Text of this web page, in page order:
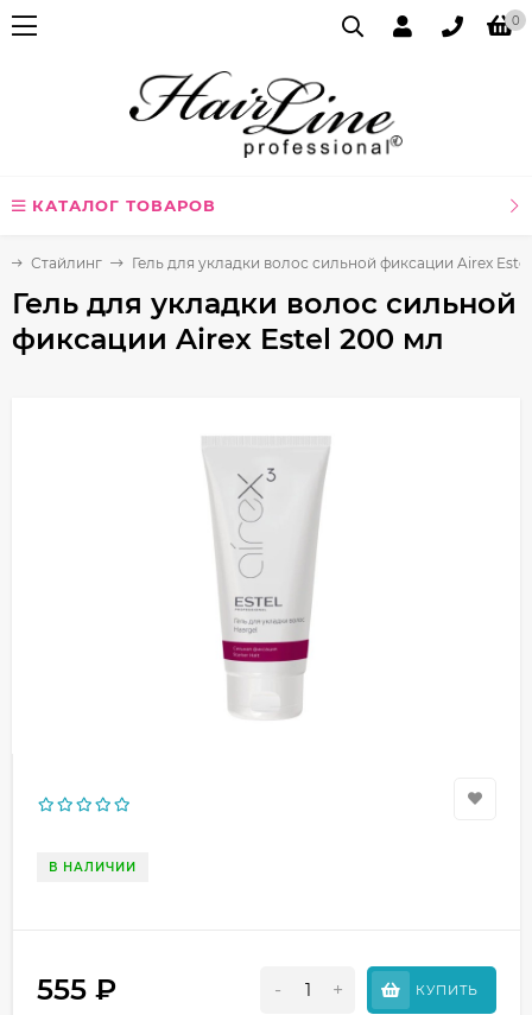
0
КАТАЛОГ ТОВАРОВ
Стайлинг Гель для укладки волос сильной фиксации Airex
Гель для укладки волос сильной
фиксации Airex Estel 200 мл
В НАЛИЧИИ
555 ₽ - + КУПИТЬ